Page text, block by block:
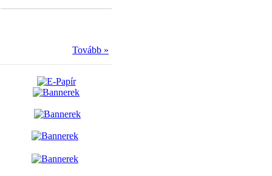
Tovább »